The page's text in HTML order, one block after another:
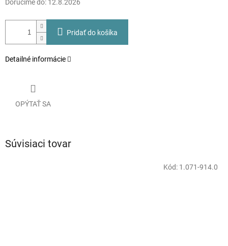
Doručíme do: 12.8.2026
Pridať do košíka
Detailné informácie
OPÝTAŤ SA
Súvisiaci tovar
Kód: 1.071-914.0